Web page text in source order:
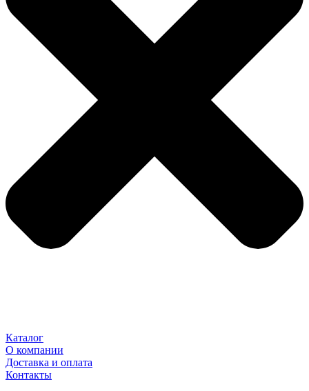
Каталог
О компании
Доставка и оплата
Контакты